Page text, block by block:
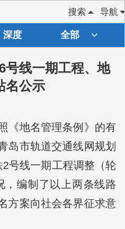
导航
搜索
深度 全部
号线一期工程、地
名公示
《地名管理条例》的有
岛市轨道交通线网规划
号线一期工程调整（轮
，编制了以上两条线路
方案向社会各界征求意